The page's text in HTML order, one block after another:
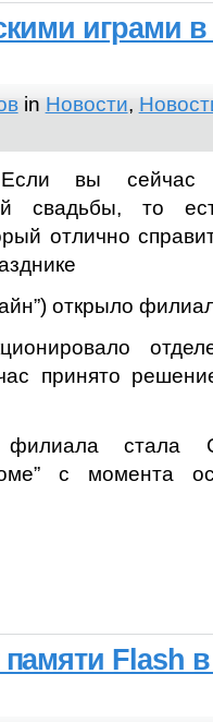
играми
in Новости,
вы сейчас
свадьбы, то
отлично
открыло
принято
филиала стала
с момента
Flash в